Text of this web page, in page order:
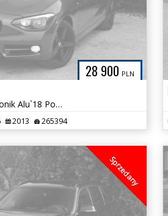
28 900 PLN
BMW 1 2.0D Klimatronik Alu`18 Podgrzewane Fotele NOWY ROZRZĄD Zadbana
2013 265394
Sprzedany